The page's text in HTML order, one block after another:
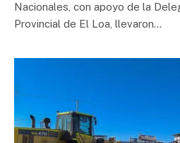
Nacionales, con apoyo de la
Provincial de El Loa, llevaron…